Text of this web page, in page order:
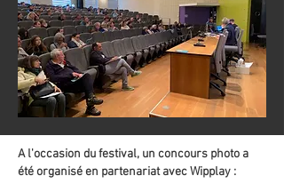
A l'occasion du festival, un concours photo a
été organisé en partenariat avec Wipplay :